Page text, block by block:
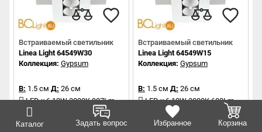
Каталог Задать вопрос Избранное Корзина
Встраиваемый светильник
Linea Light 64549W30
Коллекция: Gypsum
В: 1.5 см Д: 26 см
LED x 6 12W 3000K 907Lm
Подробнее
Встраиваемый светильник
Linea Light 64549W15
Коллекция: Gypsum
В: 1.5 см Д: 26 см
LED x 6 12W 3000K 600Lm
Подробнее